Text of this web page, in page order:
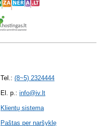
Tel.: (8~5) 2324444
El. p.: info@iv.lt
Klientų sistema
Paštas per naršyklę